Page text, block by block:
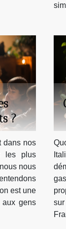
?
dans nos
les plus
nous
est une
aux gens